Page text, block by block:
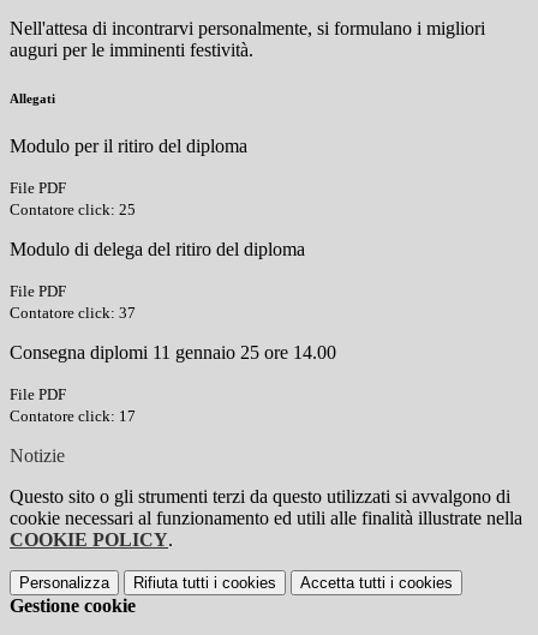
Nell'attesa di incontrarvi personalmente, si formulano i migliori
auguri per le imminenti festività.
Allegati
Modulo per il ritiro del diploma
File PDF
Contatore click: 25
Modulo di delega del ritiro del diploma
File PDF
Contatore click: 37
Consegna diplomi 11 gennaio 25 ore 14.00
File PDF
Contatore click: 17
Notizie
Questo sito o gli strumenti terzi da questo utilizzati si avvalgono di
cookie necessari al funzionamento ed utili alle finalità illustrate nella
COOKIE POLICY.
Personalizza Rifiuta tutti i cookies Accetta tutti i cookies
Gestione cookie